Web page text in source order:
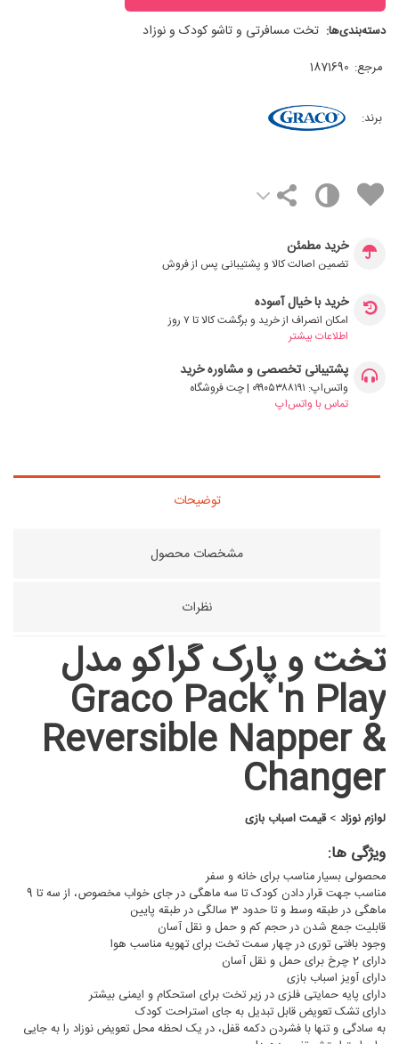
دسته‌بندی‌ها: تخت مسافرتی و تاشو کودک و نوزاد
مرجع: 1871690
برند:
خرید مطمئن
تضمین اصالت کالا و پشتیبانی پس از فروش
خرید با خیال آسوده
امکان انصراف از خرید و برگشت کالا تا ۷ روز
اطلاعات بیشتر
پشتیبانی تخصصی و مشاوره خرید
واتس‌اپ: ۰۹۹۰۵۳۸۸۱۹۱ | چت فروشگاه
تماس با واتس‌اپ
توضیحات
مشخصات محصول
نظرات
تخت و پارک گراکو مدل
Graco Pack 'n Play
Reversible Napper &
Changer
لوازم نوزاد > قیمت اسباب بازی
ویژگی ها:
محصولی بسیار مناسب برای خانه و سفر
مناسب جهت قرار دادن کودک تا سه ماهگی در جای خواب مخصوص، از سه تا 9
ماهگی در طبقه وسط و تا حدود 3 سالگی در طبقه پایین
قابلیت جمع شدن در حجم کم و حمل و نقل آسان
وجود بافتی توری در چهار سمت تخت برای تهویه مناسب هوا
دارای 2 چرخ برای حمل و نقل آسان
دارای آویز اسباب بازی
دارای پایه حمایتی فلزی در زیر تخت برای استحکام و ایمنی بیشتر
دارای تشک تعویض قابل تبدیل به جای استراحت کودک
به سادگی و تنها با فشردن دکمه قفل، در یک لحظه محل تعویض نوزاد را به جایی